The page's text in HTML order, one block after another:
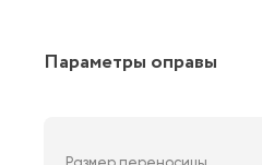
Параметры оправы